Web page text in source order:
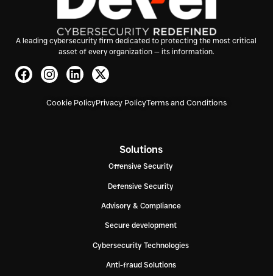
A leading cybersecurity firm dedicated to protecting the most critical
asset of every organization — its information.
Cookie PolicyPrivacy PolicyTerms and Conditions
Solutions
Offensive Security
Defensive Security
Advisory & Compliance
Secure development
Cybersecurity Technologies
Anti-fraud Solutions